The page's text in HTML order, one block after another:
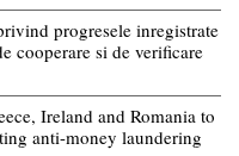
progresele inregistrate
cooperare si de verificare
Ireland and Romania to
anti-money laundering